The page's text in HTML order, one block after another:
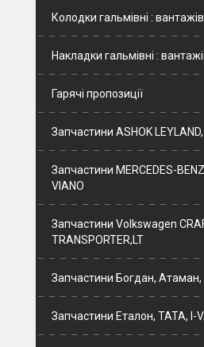
Колодки гальмівні :
Накладки гальмівні :
Гарячі пропозиції
Запчастини ASHOK
Запчастини MERCEDES-
VIANO
Запчастини Volkswagen
TRANSPORTER,LT
Запчастини Богдан, Атаман,
Запчастини Еталон, ТАТА, I-